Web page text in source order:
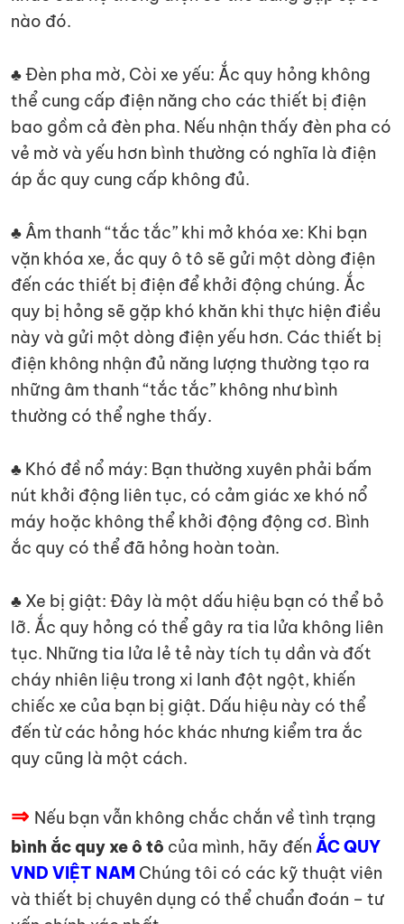
nào đó.
♣ Đèn pha mờ, Còi xe yếu: Ắc quy hỏng không
thể cung cấp điện năng cho các thiết bị điện
bao gồm cả đèn pha. Nếu nhận thấy đèn pha có
vẻ mờ và yếu hơn bình thường có nghĩa là điện
áp ắc quy cung cấp không đủ.
♣ Âm thanh “tắc tắc” khi mở khóa xe: Khi bạn
vặn khóa xe, ắc quy ô tô sẽ gửi một dòng điện
đến các thiết bị điện để khởi động chúng. Ắc
quy bị hỏng sẽ gặp khó khăn khi thực hiện điều
này và gửi một dòng điện yếu hơn. Các thiết bị
điện không nhận đủ năng lượng thường tạo ra
những âm thanh “tắc tắc” không như bình
thường có thể nghe thấy.
♣ Khó đề nổ máy: Bạn thường xuyên phải bấm
nút khởi động liên tục, có cảm giác xe khó nổ
máy hoặc không thể khởi động động cơ. Bình
ắc quy có thể đã hỏng hoàn toàn.
♣ Xe bị giật: Đây là một dấu hiệu bạn có thể bỏ
lỡ. Ắc quy hỏng có thể gây ra tia lửa không liên
tục. Những tia lửa lẻ tẻ này tích tụ dần và đốt
cháy nhiên liệu trong xi lanh đột ngột, khiến
chiếc xe của bạn bị giật. Dấu hiệu này có thể
đến từ các hỏng hóc khác nhưng kiểm tra ắc
quy cũng là một cách.
⇒ Nếu bạn vẫn không chắc chắn về tình trạng
bình ắc quy xe ô tô của mình, hãy đến ẮC QUY
VND VIỆT NAM Chúng tôi có các kỹ thuật viên
và thiết bị chuyên dụng có thể chuẩn đoán – tư